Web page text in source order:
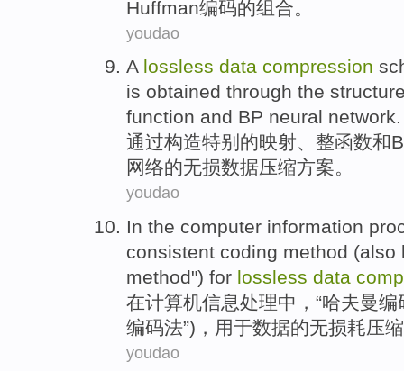
Huffman编码的组合 。
youdao
A lossless data compression
is obtained through the
function and BP neural network.
通过构造特别的映射、 整函数和
网络的无损数据压缩方案。
youdao
In the computer information
consistent coding method (also
method") for lossless data
在计算机信息处理中，“哈夫曼编
编码法”)， 用于数据的无损耗压缩
youdao